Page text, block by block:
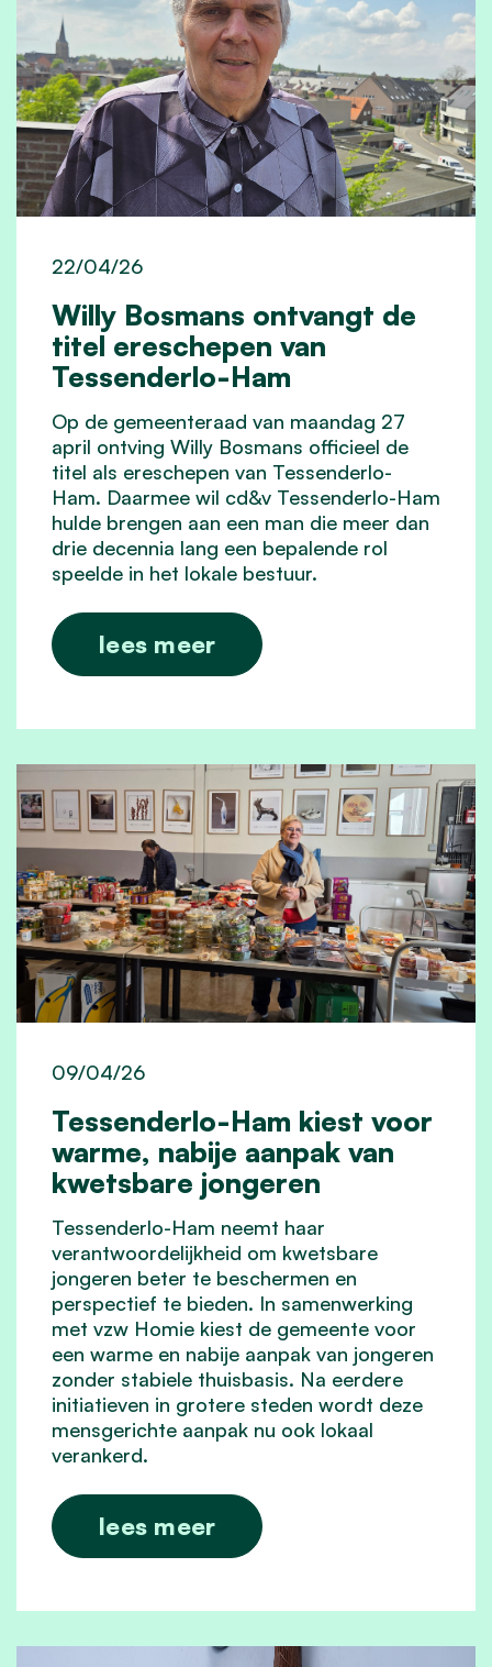
Willy Bosmans ontvangt de
titel ereschepen van
Tessenderlo-Ham
22/04/26
Op de gemeenteraad van maandag 27
april ontving Willy Bosmans officieel de
titel als ereschepen van Tessenderlo-
Ham. Daarmee wil cd&v Tessenderlo-Ham
hulde brengen aan een man die meer dan
drie decennia lang een bepalende rol
speelde in het lokale bestuur.
lees meer
Tessenderlo-Ham kiest voor
warme, nabije aanpak van
kwetsbare jongeren
09/04/26
Tessenderlo-Ham neemt haar
verantwoordelijkheid om kwetsbare
jongeren beter te beschermen en
perspectief te bieden. In samenwerking
met vzw Homie kiest de gemeente voor
een warme en nabije aanpak van jongeren
zonder stabiele thuisbasis. Na eerdere
initiatieven in grotere steden wordt deze
mensgerichte aanpak nu ook lokaal
verankerd.
lees meer